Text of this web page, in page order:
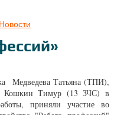
Новости
Медведева Татьяна (ТПИ),
Кошкин Тимур (13 ЗЧС) в
приняли участие во